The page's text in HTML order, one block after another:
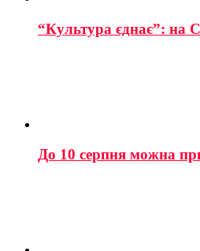
“Культура єднає”: на
До 10 серпня можна